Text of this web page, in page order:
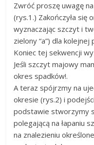
Zwróć proszę uwagę
(rys.1.) Zakończyła się
wyznaczając szczyt i
zielony “a”) dla
Koniec tej sekwencji
Jeśli szczyt majowy
okres spadków!.
A teraz spójrzmy na
okresie (rys.2) i
podstawie stworzymy
polegającą na łapaniu
na znalezieniu